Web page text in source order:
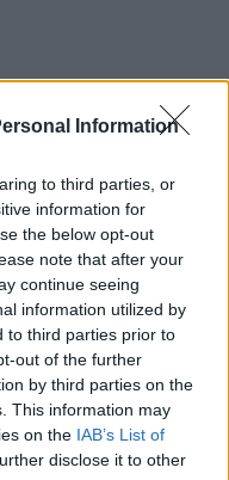
Information
to third parties, or
information for
the below opt-out
note that after your
continue seeing
information utilized by
to third parties prior to
out of the further
by third parties on the
This information may
on the IAB’s List of
disclose it to other
Google Newsκαι
.
στοInstagram